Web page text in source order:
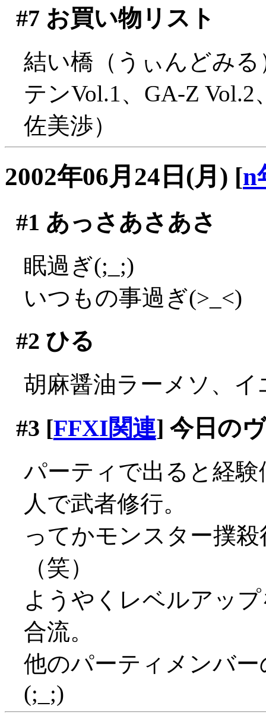
#7 お買い物リスト
結い橋（うぃんどみ
テンVol.1、GA-Z
佐美渉）
2002年06月24日(月) [n
#1 あっさあさあさ
眠過ぎ(;_;)
いつもの事過ぎ(>_<)
#2 ひる
胡麻醤油ラーメソ、イ
#3 [FFXI関連] 今日の
パーティで出ると経
人で武者修行。
ってかモンスター撲
（笑）
ようやくレベルアッ
合流。
他のパーティメンバ
(;_;)